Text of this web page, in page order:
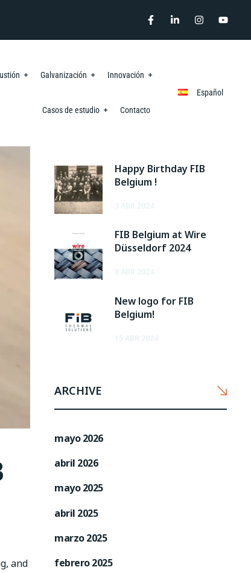
Galvanización Innovación
Casos de estudio Contacto
Español
and
Happy Birthday FIB
Belgium !
FIB Belgium at Wire
Düsseldorf 2024
New logo for FIB
Belgium!
ARCHIVE
mayo 2026
abril 2026
mayo 2025
abril 2025
marzo 2025
febrero 2025